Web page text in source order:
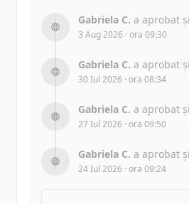
Gabriela C. a aprobat
3 Aug 2026 · ora 09:30
Gabriela C. a aprobat
30 Iul 2026 · ora 08:34
Gabriela C. a aprobat
27 Iul 2026 · ora 09:50
Gabriela C. a aprobat
24 Iul 2026 · ora 09:24